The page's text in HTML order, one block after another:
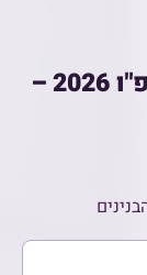
זמני קריאת מגילה פורים תשפ"ו 2026 –